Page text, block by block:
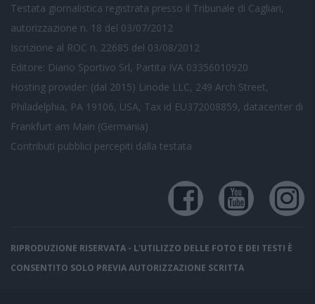
Testata giornalistica registrata presso il Tribunale di Cagliari,
autorizzazione n. 18 del 03/07/2012
Iscrizione al ROC n. 22685 del 03/08/2012
Editore: Diario Sportivo Srl, Partita IVA 03356010920
Hosting provider: (dal 2015) Linode LLC, 249 Arch Street,
Philadelphia, PA 19106, USA, Tax id EU372008859, datacenter di
Frankfurt am Main (Germania)
Contributi pubblici percepiti dalla testata
RIPRODUZIONE RISERVATA - L'UTILIZZO DELLE FOTO E DEI TESTI È
CONSENTITO SOLO PREVIA AUTORIZZAZIONE SCRITTA